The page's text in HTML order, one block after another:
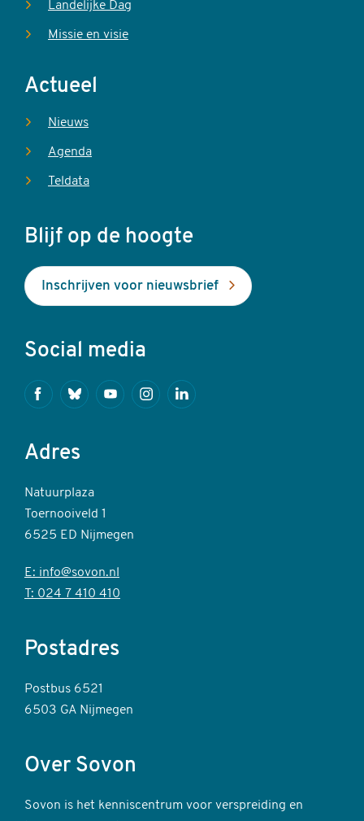
Landelijke Dag
Missie en visie
Actueel
Nieuws
Agenda
Teldata
Blijf op de hoogte
Inschrijven voor nieuwsbrief
Social media
FacebookBlueskyYoutubeInstagramLinkedin
Adres
Natuurplaza
Toernooiveld 1
6525 ED Nijmegen
E: info@sovon.nl
T: 024 7 410 410
Postadres
Postbus 6521
6503 GA Nijmegen
Over Sovon
Sovon is het kenniscentrum voor verspreiding en